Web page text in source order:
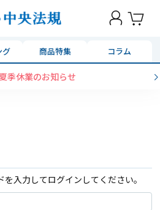
グ 商品特集 コラム
季休業のお知らせ
入力してログインしてください。